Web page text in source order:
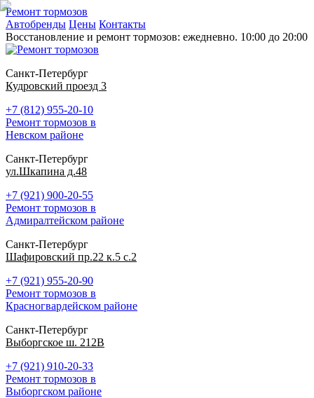
Ремонт тормозов
Автобренды Цены Контакты
Восстановление и ремонт тормозов: ежедневно. 10:00 до 20:00
Санкт-Петербург
Кудровский проезд 3
+7 (812) 955-20-10
Ремонт тормозов в
Невском районе
Санкт-Петербург
ул.Шкапина д.48
+7 (921) 900-20-55
Ремонт тормозов в
Адмиралтейском районе
Санкт-Петербург
Шафировский пр.22 к.5 с.2
+7 (921) 955-20-90
Ремонт тормозов в
Красногвардейском районе
Санкт-Петербург
Выборгское ш. 212В
+7 (921) 910-20-33
Ремонт тормозов в
Выборгском районе